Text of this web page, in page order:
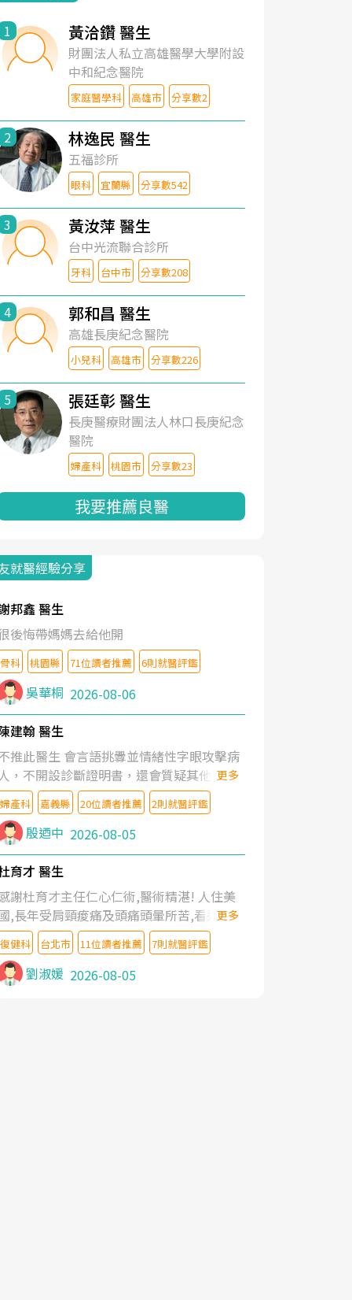
1 黃洽鑽 醫生
財團法人私立高雄醫學大學附設
中和紀念醫院
家庭醫學科 高雄市 分享數2
2 林逸民 醫生
五福診所
眼科 宜蘭縣 分享數542
3 黃汝萍 醫生
台中光流聯合診所
牙科 台中市 分享數208
4 郭和昌 醫生
高雄長庚紀念醫院
小兒科 高雄市 分享數226
5 張廷彰 醫生
長庚醫療財團法人林口長庚紀念
醫院
婦產科 桃園市 分享數23
我要推薦良醫
就醫經驗分享
邦鑫 醫生
後悔帶媽媽去給他開
骨科 桃園縣 71位讀者推薦 6則就醫評鑑
吳華桐 2026-08-06
建翰 醫生
推此醫生 會言語挑釁並情緒性字眼攻擊病
，不開設診斷證明書，還會質疑其他醫生
判斷！
更多
婦產科 嘉義縣 20位讀者推薦 2則就醫評鑑
殷迺中 2026-08-05
育才 醫生
謝杜育才主任仁心仁術,醫術精湛! 人住美
,長年受肩頸痠痛及頭痛頭暈所苦,看遍名醫
授,做了各種檢查,也嘗試過西醫打針,中醫
灸及物理徒手治療都沒有用,後來連吃到嗎
類止痛藥都效果有限,只是壓症狀,沒多久就
起來,多年失眠嚴重影響生活品質. 台灣親
更多
復健科 台北市 11位讀者推薦 7則就醫評鑑
劉淑媛 2026-08-05